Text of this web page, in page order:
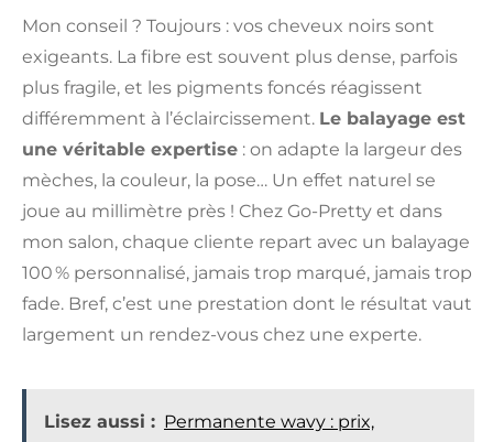
Mon conseil ? Toujours : vos cheveux noirs sont
exigeants. La fibre est souvent plus dense, parfois
plus fragile, et les pigments foncés réagissent
différemment à l’éclaircissement. Le balayage est
une véritable expertise : on adapte la largeur des
mèches, la couleur, la pose… Un effet naturel se
joue au millimètre près ! Chez Go-Pretty et dans
mon salon, chaque cliente repart avec un balayage
100 % personnalisé, jamais trop marqué, jamais trop
fade. Bref, c’est une prestation dont le résultat vaut
largement un rendez-vous chez une experte.
Lisez aussi : Permanente wavy : prix,